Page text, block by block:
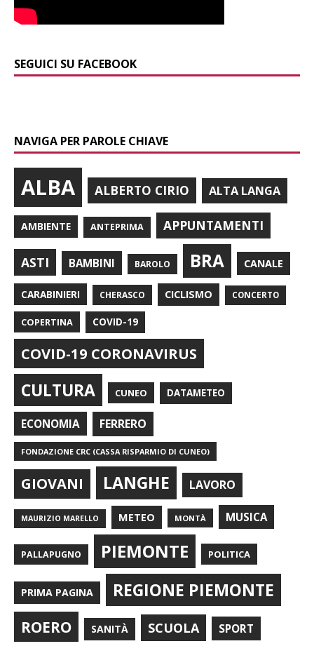
SEGUICI SU FACEBOOK
NAVIGA PER PAROLE CHIAVE
ALBA ALBERTO CIRIO ALTA LANGA
AMBIENTE ANTEPRIMA APPUNTAMENTI
ASTI BAMBINI BAROLO BRA CANALE
CARABINIERI CHERASCO CICLISMO CONCERTO
COPERTINA COVID-19
COVID-19 CORONAVIRUS
CULTURA CUNEO DATAMETEO
ECONOMIA FERRERO
FONDAZIONE CRC (CASSA RISPARMIO DI CUNEO)
GIOVANI LANGHE LAVORO
MAURIZIO MARELLO METEO MONTÀ MUSICA
PALLAPUGNO PIEMONTE POLITICA
PRIMA PAGINA REGIONE PIEMONTE
ROERO SANITÀ SCUOLA SPORT